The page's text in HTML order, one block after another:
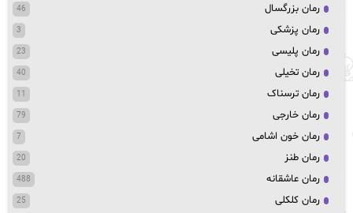
رمان بزرگسال 46
رمان پزشکی 3
رمان پلیسی 23
رمان تخیلی 40
رمان ترسناک 11
رمان خارجی 79
رمان خون اشامی 7
رمان طنز 20
رمان عاشقانه 488
رمان کلکلی 25